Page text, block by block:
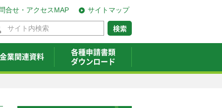
サイトマップ
合せ・アクセスMAP
業関連資料
各種申請書類
ダウンロード